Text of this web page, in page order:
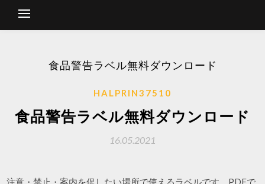
食品警告ラベル無料ダウンロード
HALPRIN37510
食品警告ラベル無料ダウンロード
16.05.2021
注意・禁止・案内を促したい場所で使えるラベルです。PDFで